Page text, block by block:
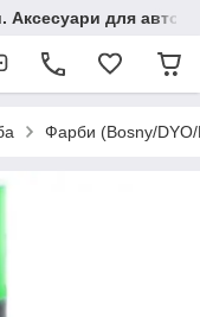
Аксесуари для авто
Фарби (Bosny/